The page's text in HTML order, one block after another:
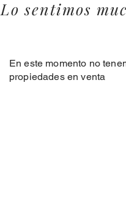
Lo sentimos
En este momento no
propiedades en venta